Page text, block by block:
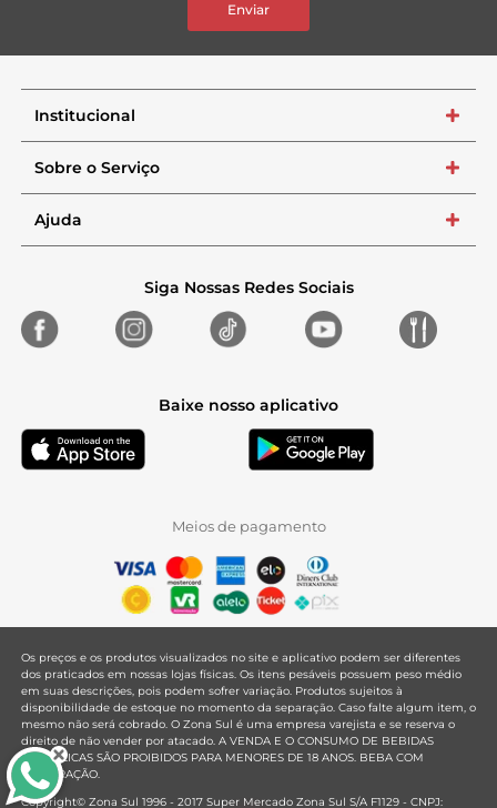
Enviar
Institucional +
Sobre o Serviço +
Ajuda +
Siga Nossas Redes Sociais
Baixe nosso aplicativo
Meios de pagamento
Os preços e os produtos visualizados no site e aplicativo podem ser diferentes
dos praticados em nossas lojas físicas. Os itens pesáveis possuem peso médio
em suas descrições, pois podem sofrer variação. Produtos sujeitos à
disponibilidade de estoque no momento da separação. Caso falte algum item, o
mesmo não será cobrado. O Zona Sul é uma empresa varejista e se reserva o
direito de não vender por atacado. A VENDA E O CONSUMO DE BEBIDAS
ALCOÓLICAS SÃO PROIBIDOS PARA MENORES DE 18 ANOS. BEBA COM
MODERAÇÃO.
Copyright© Zona Sul 1996 - 2017 Super Mercado Zona Sul S/A F1129 - CNPJ: